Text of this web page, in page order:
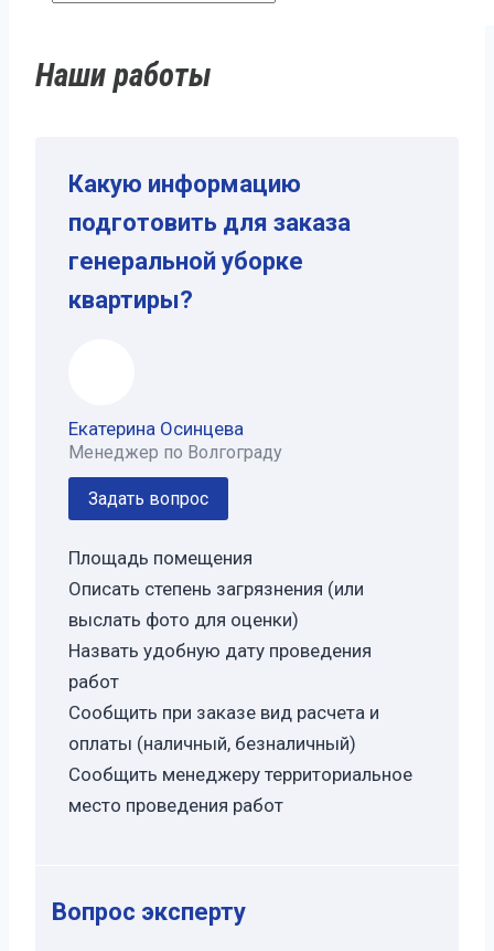
Наши работы
Какую информацию
подготовить для заказа
генеральной уборке
квартиры?
Екатерина Осинцева
Менеджер по Волгограду
Задать вопрос
Площадь помещения
Описать степень загрязнения (или
выслать фото для оценки)
Назвать удобную дату проведения
работ
Сообщить при заказе вид расчета и
оплаты (наличный, безналичный)
Сообщить менеджеру территориальное
место проведения работ
Вопрос эксперту